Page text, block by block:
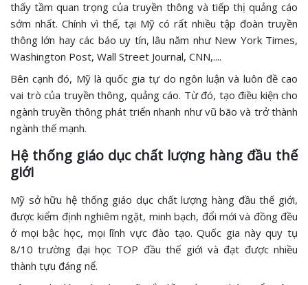
thấy tầm quan trọng của truyền thông và tiếp thị quảng cáo
sớm nhất. Chính vì thế, tại Mỹ có rất nhiều tập đoàn truyền
thông lớn hay các báo uy tín, lâu năm như New York Times,
Washington Post, Wall Street Journal, CNN,....
Bên cạnh đó, Mỹ là quốc gia tự do ngôn luận và luôn đề cao
vai trò của truyền thông, quảng cáo. Từ đó, tạo điều kiện cho
ngành truyền thông phát triển nhanh như vũ bão và trở thành
ngành thế mạnh.
Hệ thống giáo dục chất lượng hàng đầu thế
giới
Mỹ sở hữu hệ thống giáo dục chất lượng hàng đầu thế giới,
được kiểm định nghiêm ngặt, minh bạch, đổi mới và đồng đều
ở mọi bậc học, mọi lĩnh vực đào tạo. Quốc gia này quy tụ
8/10 trường đại học TOP đầu thế giới và đạt được nhiều
thành tựu đáng nể.